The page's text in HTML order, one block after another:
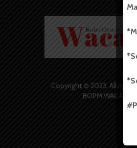
Copyright © 2023. All
BOPM WACANA.